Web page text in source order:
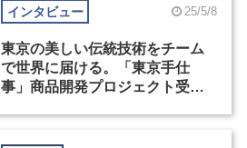
インタビュー 25/5/8
東京の美しい伝統技術をチーム
で世界に届ける。「東京手仕
事」商品開発プロジェクト受賞